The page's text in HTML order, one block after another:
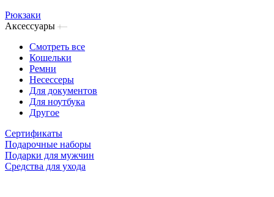
Рюкзаки
Аксессуары
Смотреть все
Кошельки
Ремни
Несессеры
Для документов
Для ноутбука
Другое
Сертификаты
Подарочные наборы
Подарки для мужчин
Средства для ухода